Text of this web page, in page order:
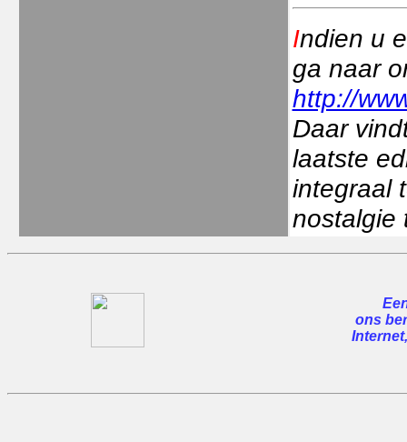
Indien u
ga naar
http://
Daar
laatste
integraal
nostalgie
ons